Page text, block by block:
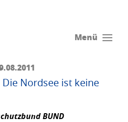
Menü
Die Nordsee ist keine
BUND